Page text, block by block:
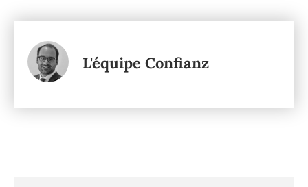
L'équipe Confianz